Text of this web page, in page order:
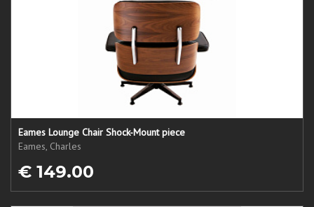
Eames Lounge Chair Shock-Mount piece
Eames, Charles
€ 149.00